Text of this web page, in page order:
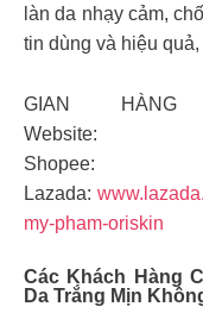
làn da nhạy cảm,
tin dùng và hiệu
GIAN
Website:
Shopee:
Lazada:
my-pham-oriskin
Các Khách Hàng
Da Trắng Mịn